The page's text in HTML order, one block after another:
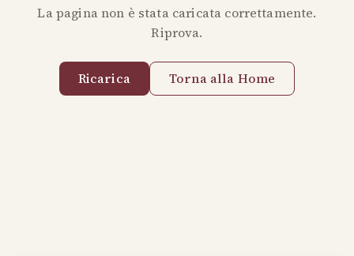
La pagina non è stata caricata correttamente.
Riprova.
Ricarica Torna alla Home